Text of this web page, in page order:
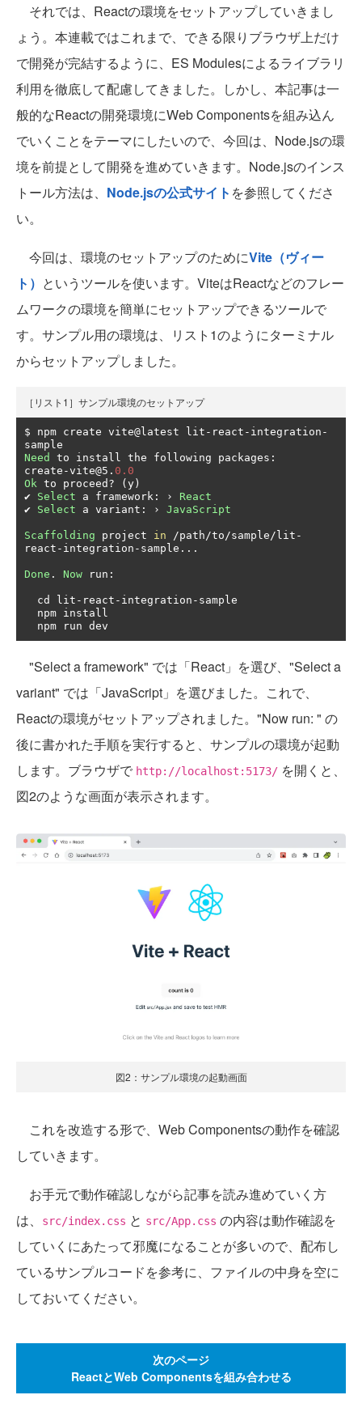
それでは、Reactの環境をセットアップしていきまし
ょう。本連載ではこれまで、できる限りブラウザ上だけ
で開発が完結するように、ES Modulesによるライブラリ
利用を徹底して配慮してきました。しかし、本記事は一
般的なReactの開発環境にWeb Componentsを組み込ん
でいくことをテーマにしたいので、今回は、Node.jsの環
境を前提として開発を進めていきます。Node.jsのインス
トール方法は、 Node.jsの公式サイト を参照してくださ
い。
今回は、環境のセットアップのためにVite（ヴィー
ト） というツールを使います。ViteはReactなどのフレー
ムワークの環境を簡単にセットアップできるツールで
す。サンプル用の環境は、リスト1のようにターミナル
からセットアップしました。
［リスト1］サンプル環境のセットアップ
$ npm create vite@latest lit - react - integration -
Need
to install the following packages :
create -vite@5 . 0.0
Ok to proceed ? (y)
✔ Select a framework : ›
React
✔ Select a variant : › JavaScript
Scaffolding project in /path /to /sample /lit -
react - integration - sample ...
Done . Now run :
  cd lit
- react - integration - sample
  npm run dev
"Select a framework" では「React」を選び、"Select a
variant" では「JavaScript」を選びました。これで、
Reactの環境がセットアップされました。"Now run: " の
後に書かれた手順を実行すると、サンプルの環境が起動
します。ブラウザで http://localhost:5173/ を開くと、
図2のような画面が表示されます。
図2：サンプル環境の起動画面
これを改造する形で、Web Componentsの動作を確認
していきます。
お手元で動作確認しながら記事を読み進めていく方
は、
src/index.css と src/App.css の内容は動作確認を
していくにあたって邪魔になることが多いので、配布し
ているサンプルコードを参考に、ファイルの中身を空に
しておいてください。
次のページ
ReactとWeb Componentsを組み合わせる